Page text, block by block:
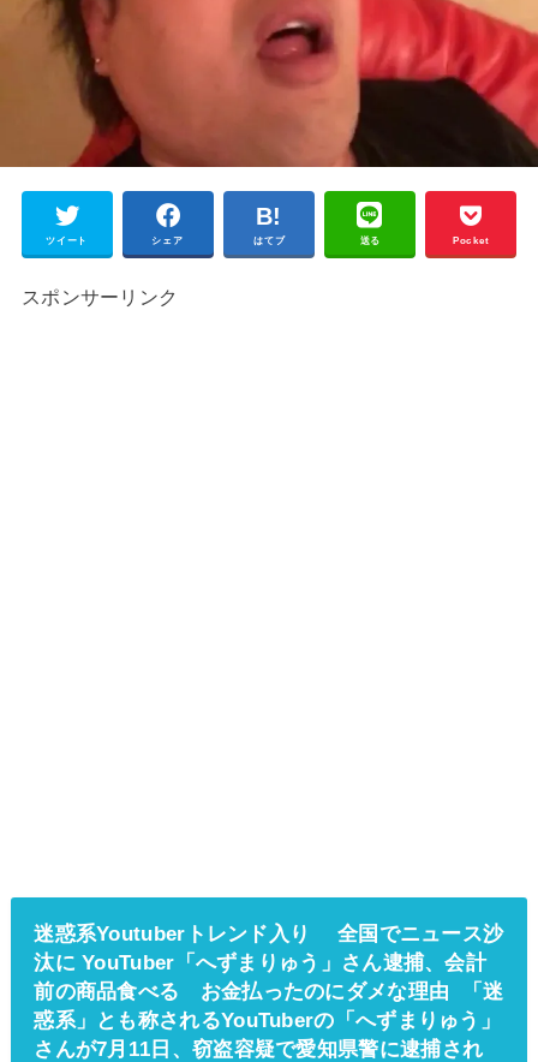
ツイート シェア はてブ 送る Pocket
スポンサーリンク
迷惑系Youtuberトレンド入り 全国でニュース沙
汰に YouTuber「へずまりゅう」さん逮捕、会計
前の商品食べる お金払ったのにダメな理由 「迷
惑系」とも称されるYouTuberの「へずまりゅう」
さんが7月11日、窃盗容疑で愛知県警に逮捕され